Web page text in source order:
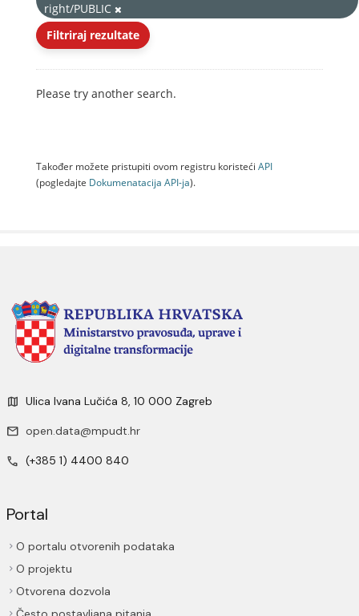
right/PUBLIC
Filtriraj rezultate
Please try another search.
Također možete pristupiti ovom registru koristeći API
(pogledajte Dokumenаtаcijа API-jа).